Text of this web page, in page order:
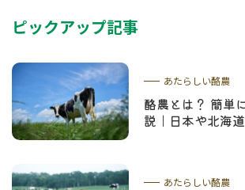
ピックアップ記事
あたらしい酪農
酪農とは？ 簡単
説｜日本や北海
あたらしい酪農